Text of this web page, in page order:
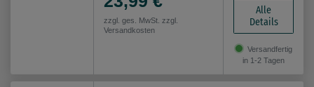
zzgl. ges. MwSt. zzgl.
Versandkosten
Alle
Details
Versandfertig
in 1-2 Tagen